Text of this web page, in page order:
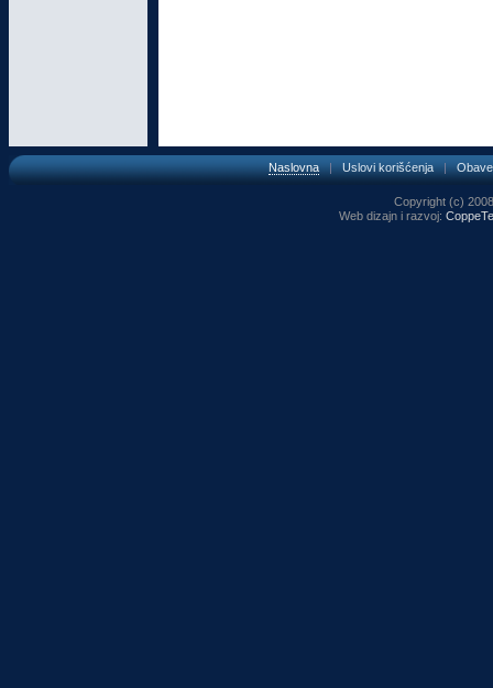
Naslovna|Uslovi korišćenja|
Copyright (c)
Web dizajn i razvoj: